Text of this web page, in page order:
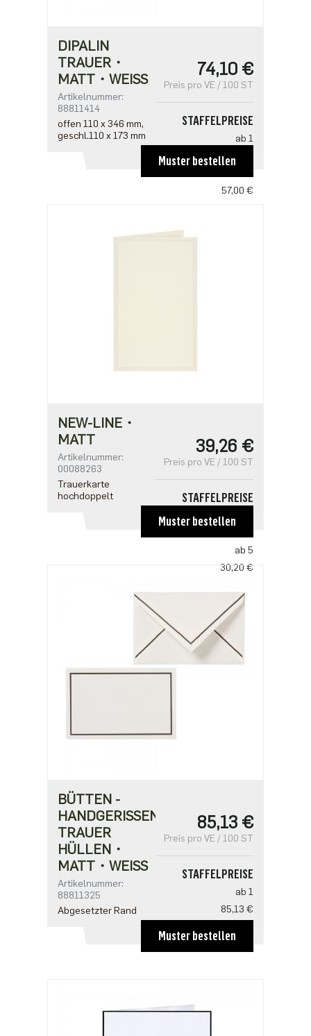
DIPALIN
TRAUER・
MATT・WEISS
Artikelnummer:
88811414
offen 110 x 346 mm,
geschl.110 x 173 mm
74,10 €
Preis pro VE / 100 ST
STAFFELPREISE
ab 1
74,10 €
57,00 €
Muster bestellen
NEW-LINE・
MATT
Artikelnummer:
00088263
Trauerkarte
hochdoppelt
39,26 €
Preis pro VE / 100 ST
STAFFELPREISE
ab 5
30,20 €
Muster bestellen
BÜTTEN -
HANDGERISSEN
TRAUER
HÜLLEN・
MATT・WEISS
Artikelnummer:
88811325
Abgesetzter Rand
85,13 €
Preis pro VE / 100 ST
STAFFELPREISE
ab 1
85,13 €
68,10 €
Muster bestellen